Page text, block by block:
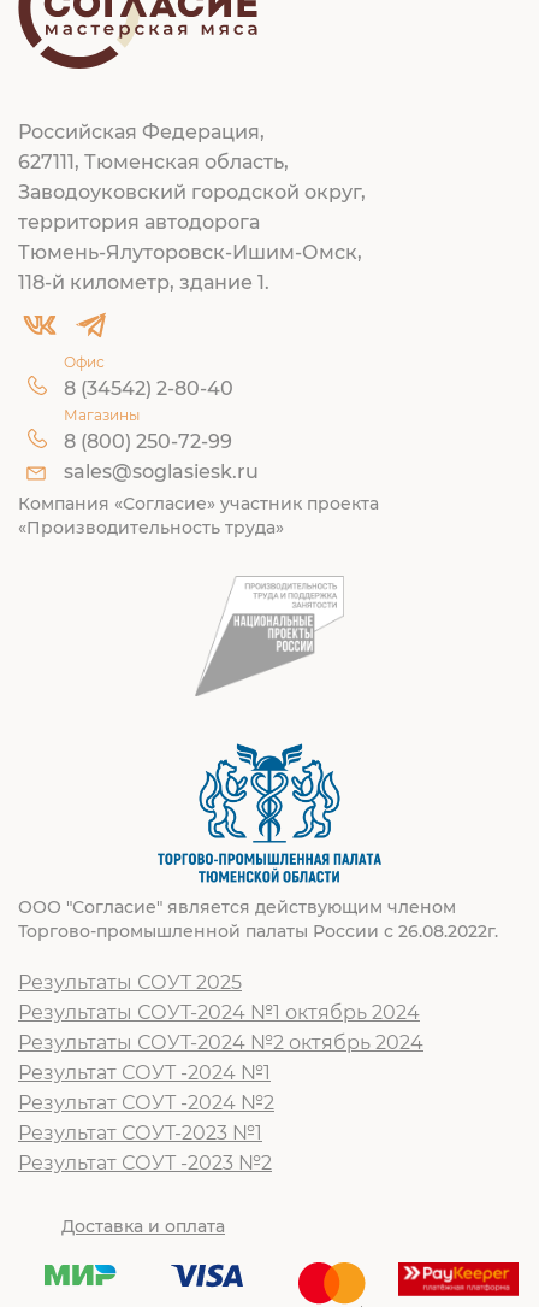
Российская Федерация,
627111, Тюменская область,
Заводоуковский городской округ,
территория автодорога
Тюмень-Ялуторовск-Ишим-Омск,
118-й километр, здание 1.
Офис
8 (34542) 2-80-40
Магазины
8 (800) 250-72-99
sales@soglasiesk.ru
Компания «Согласие» участник проекта
«Производительность труда»
ООО "Согласие" является действующим членом
Торгово-промышленной палаты России с 26.08.2022г.
Результаты СОУТ 2025
Результаты СОУТ-2024 №1 октябрь 2024
Результаты СОУТ-2024 №2 октябрь 2024
Результат СОУТ -2024 №1
Результат СОУТ -2024 №2
Результат СОУТ-2023 №1
Результат СОУТ -2023 №2
Доставка и оплата